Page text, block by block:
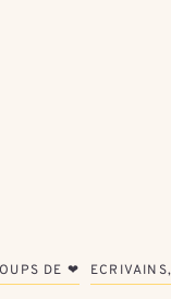
DE ❤